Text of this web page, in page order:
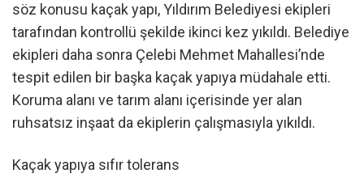
söz konusu kaçak yapı, Yıldırım Belediyesi ekipleri
tarafından kontrollü şekilde ikinci kez yıkıldı. Belediye
ekipleri daha sonra Çelebi Mehmet Mahallesi’nde
tespit edilen bir başka kaçak yapıya müdahale etti.
Koruma alanı ve tarım alanı içerisinde yer alan
ruhsatsız inşaat da ekiplerin çalışmasıyla yıkıldı.
Kaçak yapıya sıfır tolerans